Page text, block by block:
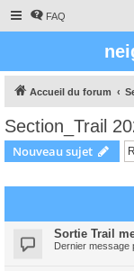
FAQ
Accueil du forum
Section_Trail
Nouveau sujet
Sortie Trail
Dernier message